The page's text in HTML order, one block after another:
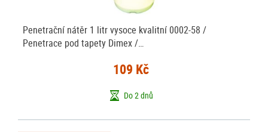
Penetrační nátěr 1 litr vysoce kvalitní 0002-58 /
Penetrace pod tapety Dimex /…
109 Kč
Do 2 dnů